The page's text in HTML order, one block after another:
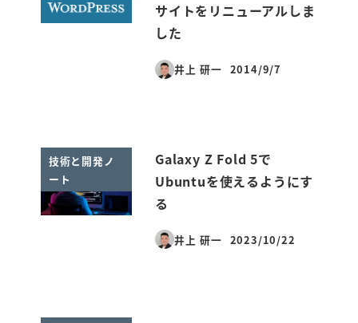
サイトをリニューアルしま
した
井上 研一
投稿日
2014/9/7
技術と開発ノ
ート
Galaxy Z Fold 5で
Ubuntuを使えるようにす
る
井上 研一
投稿日
2023/10/22